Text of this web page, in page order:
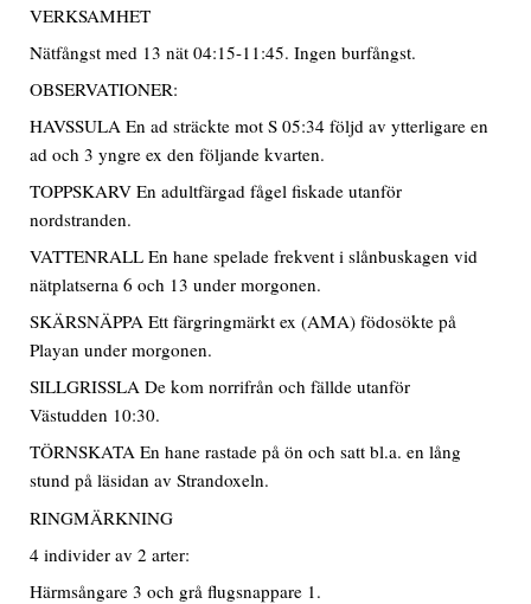
VERKSAMHET
Nätfångst med 13 nät 04:15-11:45. Ingen burfångst.
OBSERVATIONER:
HAVSSULA En ad sträckte mot S 05:34 följd av ytterligare en
ad och 3 yngre ex den följande kvarten.
TOPPSKARV En adultfärgad fågel fiskade utanför
nordstranden.
VATTENRALL En hane spelade frekvent i slånbuskagen vid
nätplatserna 6 och 13 under morgonen.
SKÄRSNÄPPA Ett färgringmärkt ex (AMA) födosökte på
Playan under morgonen.
SILLGRISSLA De kom norrifrån och fällde utanför
Västudden 10:30.
TÖRNSKATA En hane rastade på ön och satt bl.a. en lång
stund på läsidan av Strandoxeln.
RINGMÄRKNING
4 individer av 2 arter:
Härmsångare 3 och grå flugsnappare 1.